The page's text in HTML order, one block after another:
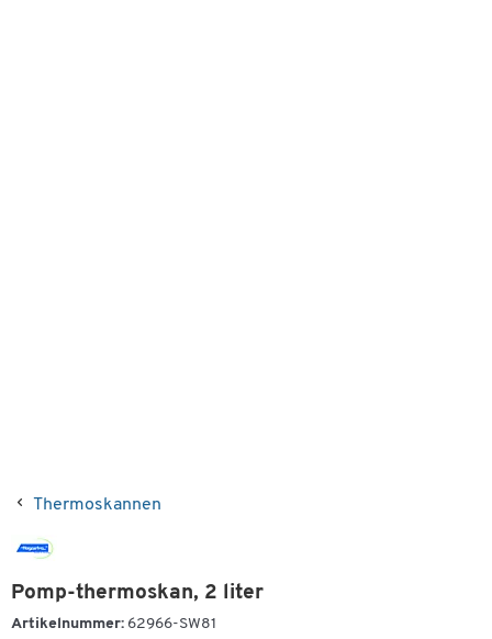
Thermoskannen
Pomp-thermoskan, 2 liter
Artikelnummer: 62966-SW81